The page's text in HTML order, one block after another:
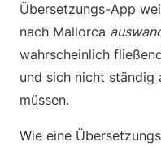
Übersetzungs-App
nach Mallorca
wahrscheinlich
und sich nicht ständig
müssen.
Wie eine